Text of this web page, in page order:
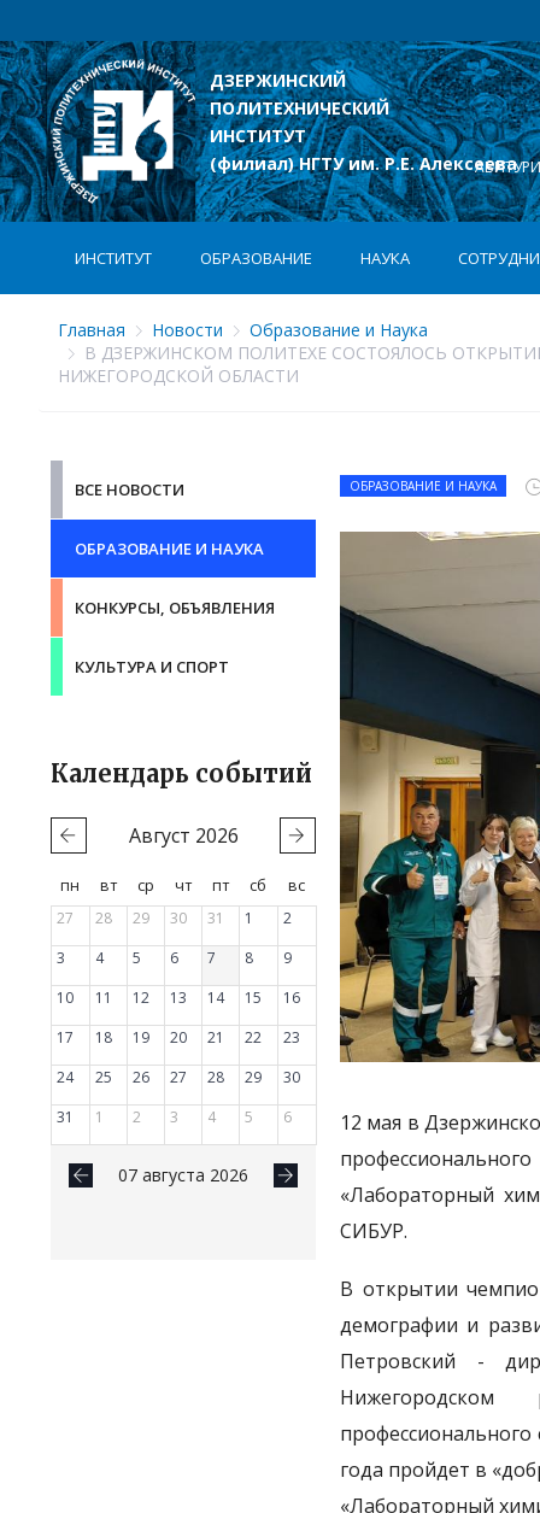
ДЗЕРЖИНСКИЙ
ПОЛИТЕХНИЧЕСКИЙ
ИНСТИТУТ
(филиал) НГТУ им. Р.Е. Алексеева
ИНСТИТУТ ОБРАЗОВАНИЕ НАУКА
Главная Новости
Образование и Наука
В ДЗЕРЖИНСКОМ ПОЛИТЕХЕ СОСТОЯЛОСЬ
НИЖЕГОРОДСКОЙ ОБЛАСТИ
ВСЕ НОВОСТИ
ОБРАЗОВАНИЕ И НАУКА
КОНКУРСЫ, ОБЪЯВЛЕНИЯ
КУЛЬТУРА И СПОРТ
Календарь событий
Август 2026
пн вт ср чт пт сб
вс
27
28 29 30 31 1
2
3
4 5 6 7 8
9
10
11 12 13 14 15
16
17
18 19 20 21 22
23
24
25 26 27 28 29
30
31
1 2 3 4 5 6
07 августа 2026
ОБРАЗОВАНИЕ И НАУКА
12 мая в
«Лабораторный
СИБУР.
В открытии
демографии и
Петровский -
года пройдет в
«Лабораторный